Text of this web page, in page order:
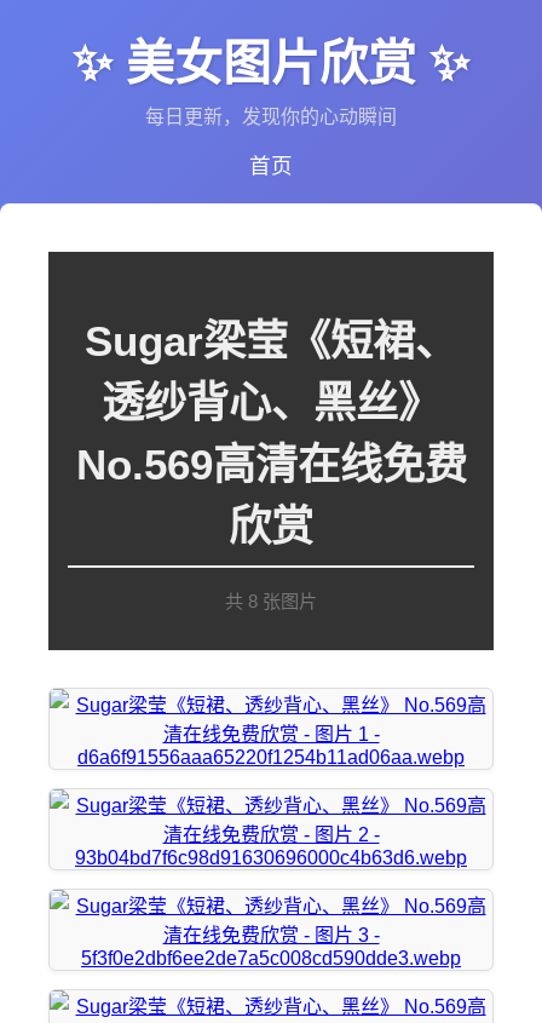
✨ 美女图片欣赏 ✨
每日更新，发现你的心动瞬间
首页
Sugar梁莹《短裙、
透纱背心、黑丝》
No.569高清在线免费
欣赏
共 8 张图片